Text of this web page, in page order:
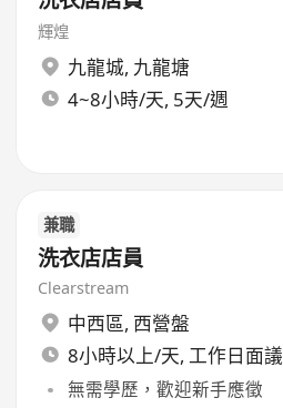
輝煌
九龍城, 九龍塘
4~8小時/天, 5天/週
兼職
洗衣店店員
Clearstream
中西區, 西營盤
8小時以上/天, 工作日面議
無需學歷，歡迎新手應徵